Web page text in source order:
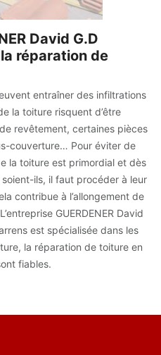
David G.D
réparation de
entraîner des infiltrations
la toiture risquent d’être
revêtement, certaines pièces
couverture… Pour éviter de
la toiture est primordial et dès
ils, il faut procéder à leur
contribue à l’allongement de
GUERDENER David
est spécialisée dans les
la réparation de toiture en
fiables.